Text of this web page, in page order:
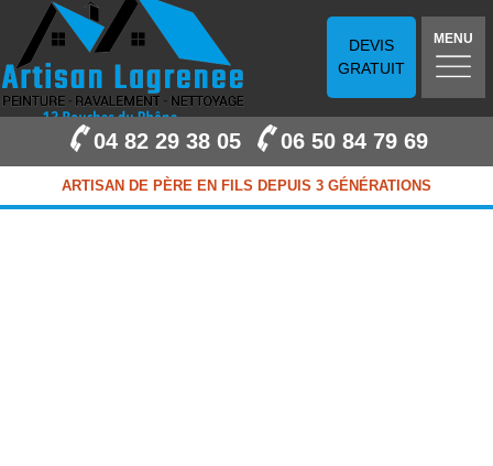
DEVIS
GRATUIT
MENU
04 82 29 38 05 06 50 84 79 69
ARTISAN DE PÈRE EN FILS DEPUIS 3 GÉNÉRATIONS